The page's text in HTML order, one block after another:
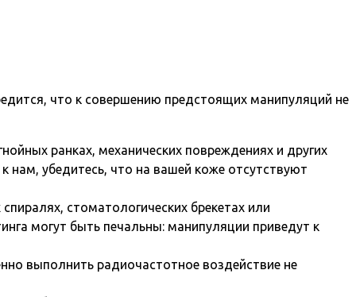
что к совершению предстоящих манипуляций не
ранках, механических повреждениях и других
нам, убедитесь, что на вашей коже отсутствуют
стоматологических брекетах или
могут быть печальны: манипуляции приведут к
выполнить радиочастотное воздействие не